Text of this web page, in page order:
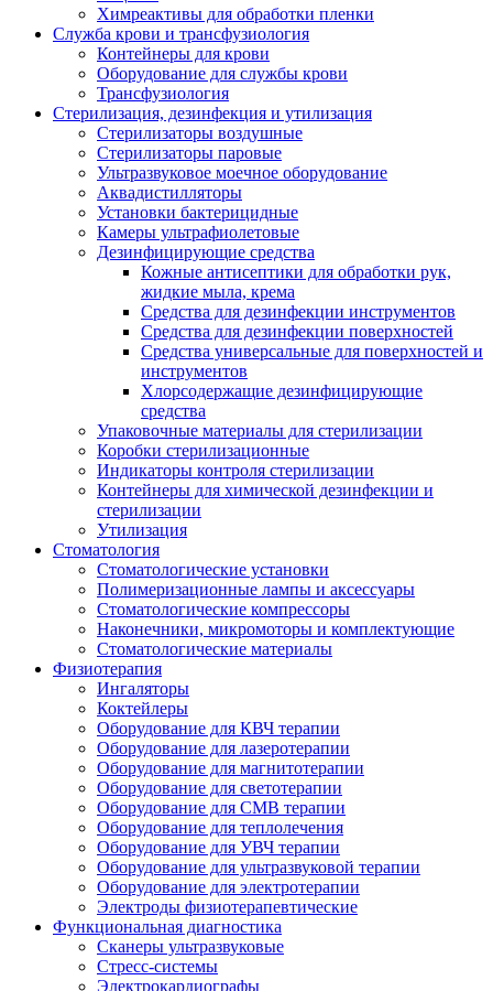
Химреактивы для обработки пленки
Служба крови и трансфузиология
Контейнеры для крови
Оборудование для службы крови
Трансфузиология
Стерилизация, дезинфекция и утилизация
Стерилизаторы воздушные
Стерилизаторы паровые
Ультразвуковое моечное оборудование
Аквадистилляторы
Установки бактерицидные
Камеры ультрафиолетовые
Дезинфицирующие средства
Кожные антисептики для обработки рук,
жидкие мыла, крема
Средства для дезинфекции инструментов
Средства для дезинфекции поверхностей
Средства универсальные для поверхностей и
инструментов
Хлорсодержащие дезинфицирующие
средства
Упаковочные материалы для стерилизации
Коробки стерилизационные
Индикаторы контроля стерилизации
Контейнеры для химической дезинфекции и
стерилизации
Утилизация
Стоматология
Стоматологические установки
Полимеризационные лампы и аксессуары
Стоматологические компрессоры
Наконечники, микромоторы и комплектующие
Стоматологические материалы
Физиотерапия
Ингаляторы
Коктейлеры
Оборудование для КВЧ терапии
Оборудование для лазеротерапии
Оборудование для магнитотерапии
Оборудование для светотерапии
Оборудование для СМВ терапии
Оборудование для теплолечения
Оборудование для УВЧ терапии
Оборудование для ультразвуковой терапии
Оборудование для электротерапии
Электроды физиотерапевтические
Функциональная диагностика
Сканеры ультразвуковые
Стресс-системы
Электрокардиографы